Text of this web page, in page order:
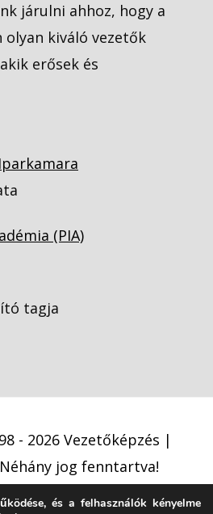
járulni ahhoz, hogy a
kiváló vezetők
erősek és
(PIA)
tagja
- 2026 Vezetőképzés |
jog fenntartva!
tájékoztató
és a felhasználók kényelme